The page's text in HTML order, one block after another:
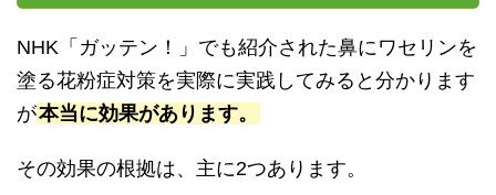
NHK「ガッテン！」でも紹介された鼻にワセリンを
塗る花粉症対策を実際に実践してみると分かります
が本当に効果があります。
その効果の根拠は、主に2つあります。